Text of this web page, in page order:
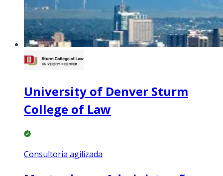
University of Denver Sturm
College of Law
Consultoria agilizada